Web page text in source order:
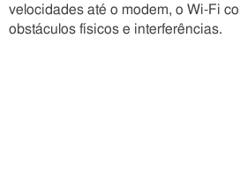
velocidades até o modem, o Wi-Fi
obstáculos físicos e interferências.